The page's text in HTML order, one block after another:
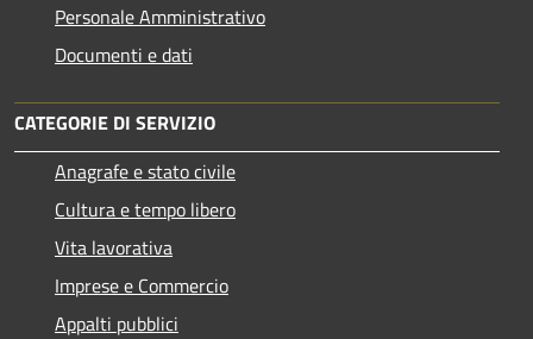
Personale Amministrativo
Documenti e dati
CATEGORIE DI SERVIZIO
Anagrafe e stato civile
Cultura e tempo libero
Vita lavorativa
Imprese e Commercio
Appalti pubblici